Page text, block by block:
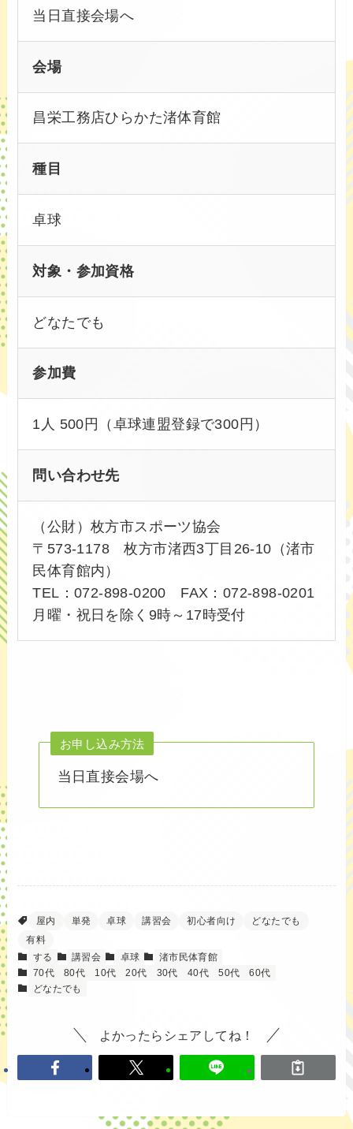
当日直接会場へ
会場
昌栄工務店ひらかた渚体育館
種目
卓球
対象・参加資格
どなたでも
参加費
1人 500円（卓球連盟登録で300円）
問い合わせ先
（公財）枚方市スポーツ協会
〒573-1178 枚方市渚西3丁目26-10（渚市
民体育館内）
TEL：072-898-0200 FAX：072-898-0201
月曜・祝日を除く9時～17時受付
お申し込み方法
当日直接会場へ
屋内 単発 卓球 講習会 初心者向け
どなたでも
有料
する
講習会 卓球
渚市民体育館
70代
80代 10代 20代 30代 40代 50代
60代
どなたでも
よかったらシェアしてね！